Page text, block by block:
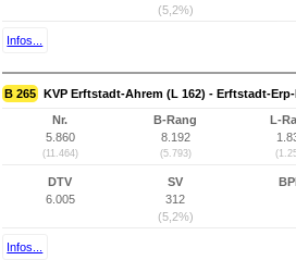
(5,2%)
Infos...
B 265 KVP Erftstadt-Ahrem (L 162) - Erftstadt-
Nr.
5.860
(11.464)
B-Rang
8.192
(5.793)
L-
DTV
6.005
SV
312
(5,2%)
Infos...